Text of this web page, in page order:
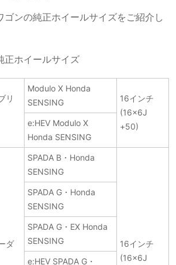
ゴンの純正ホイールサイズをご紹介し
正ホイールサイズ
リ
Modulo X Honda
SENSING
16インチ
(16×6J
+50)
e:HEV Modulo X
Honda SENSING
ダ
SPADA B・Honda
SENSING
16インチ
(16×6J
SPADA G・Honda
SENSING
SPADA G・EX Honda
SENSING
e:HEV SPADA G・